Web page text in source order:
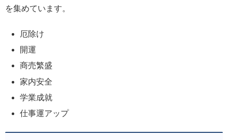
を集めています。
厄除け
開運
商売繁盛
家内安全
学業成就
仕事運アップ